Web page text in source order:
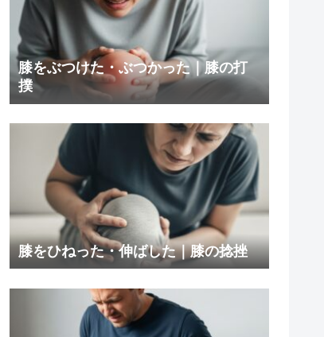
膝をぶつけた・ぶつかった｜膝の打
撲
膝をひねった・伸ばした｜膝の捻挫